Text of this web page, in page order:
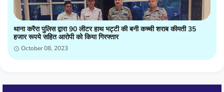
थाना करैरा पुलिस द्वारा 90 लीटर हाथ भट्टी की बनी कच्ची शराब कीमती 35
हजार रूपये सहित आरोपी को किया गिरफ्तार
October 08, 2023